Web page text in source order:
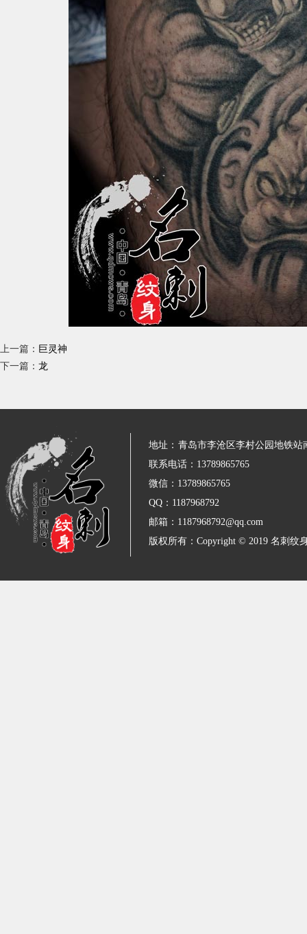
上一篇： 巨灵神
下一篇： 龙
地址： 青岛市李沧区李村公园地铁站
联系电话：13789865765
微信：13789865765
QQ：1187968792
邮箱：1187968792@qq.com
版权所有：Copyright © 2019 名刺纹